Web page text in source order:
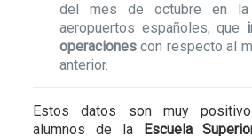
del mes de octubre en
aeropuertos españoles, que
operacionescon respecto al
anterior.
Estos datos son muy
alumnos de la
Escuela